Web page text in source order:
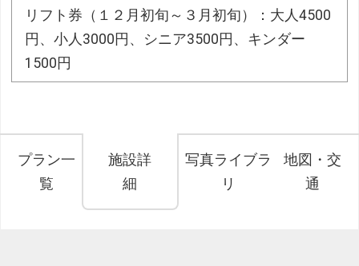
リフト券（１２月初旬～３月初旬）：大人4500
円、小人3000円、シニア3500円、キンダー
1500円
プラン一
覧
施設詳
細
写真ライブラ
リ
地図・交
通